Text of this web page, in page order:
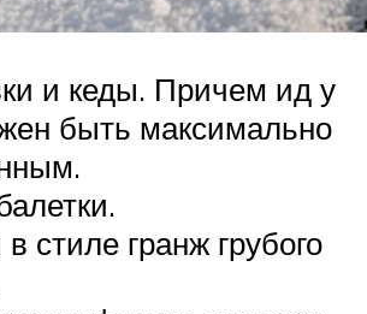
и кеды. Причем ид у
быть максимально
стиле гранж грубого